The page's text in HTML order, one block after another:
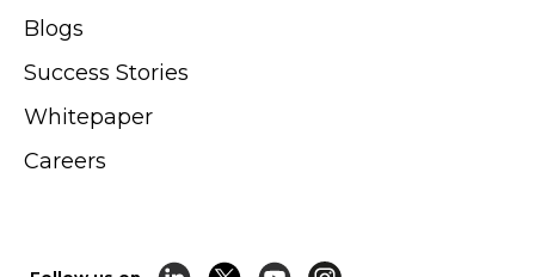
Blogs
Success Stories
Whitepaper
Careers